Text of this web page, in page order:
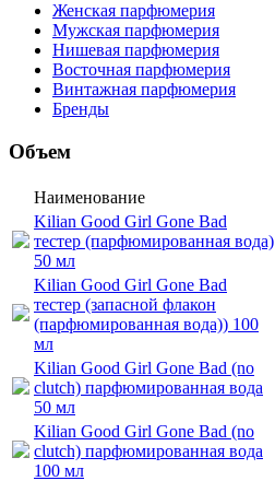
Женская парфюмерия
Мужская парфюмерия
Нишевая парфюмерия
Восточная парфюмерия
Винтажная парфюмерия
Бренды
Объем
Наименование
Kilian Good Girl Gone Bad
тестер (парфюмированная вода)
50 мл
Kilian Good Girl Gone Bad
тестер (запасной флакон
(парфюмированная вода)) 100
мл
Kilian Good Girl Gone Bad (no
clutch) парфюмированная вода
50 мл
Kilian Good Girl Gone Bad (no
clutch) парфюмированная вода
100 мл